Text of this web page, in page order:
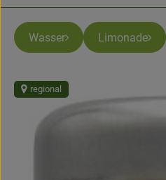
Wasser Limonade
regional